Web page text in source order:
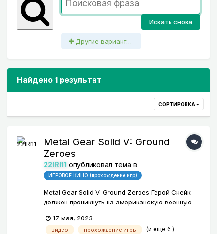
Искать снова
Другие варианты поиска
Найдено 1 результат
СОРТИРОВКА
Metal Gear Solid V: Ground
Zeroes
22IRI11 опубликовал тема в
ИГРОВОЕ КИНО (прохождение игр)
Metal Gear Solid V: Ground Zeroes Герой Снейк
должен проникнуть на американскую военную
содержатся нужные ему люди.
17 мая, 2023
видео прохождение игры (и ещё 6 )